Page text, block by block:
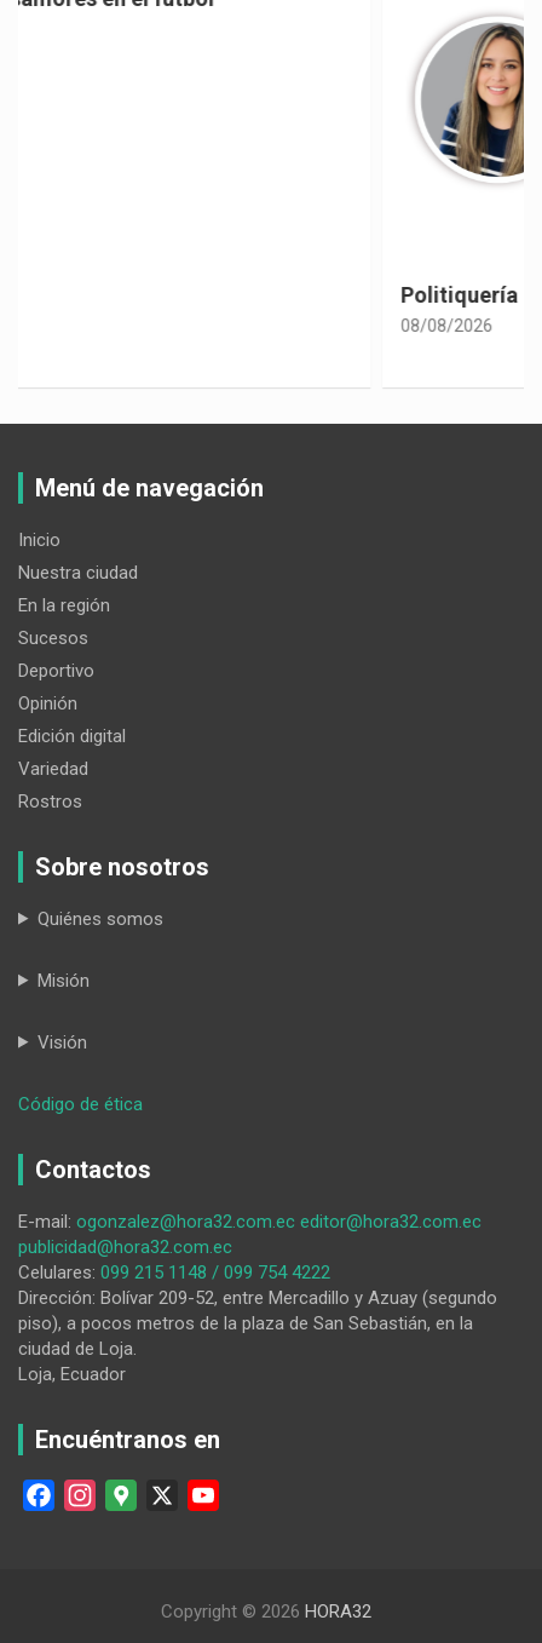
Politiquería electoral con sabor a café
Menú de navegación
Inicio
Nuestra ciudad
En la región
Sucesos
Deportivo
Opinión
Edición digital
Variedad
Rostros
Sobre nosotros
Quiénes somos
Misión
Visión
Código de ética
da
del
trabajo
que
viene
realizando
Contactos
E-mail: ogonzalez@hora32.com.ec editor@hora32.com.ec
publicidad@hora32.com.ec
Celulares: 099 215 1148 / 099 754 4222
Dirección: Bolívar 209-52, entre Mercadillo y Azuay (segundo
piso), a pocos metros de la plaza de San Sebastián, en la
ciudad de Loja.
Loja, Ecuador
Encuéntranos en
u
Copyright © 2026 HORA32